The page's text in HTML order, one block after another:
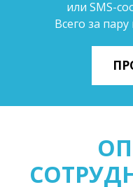
или SMS-
Всего за